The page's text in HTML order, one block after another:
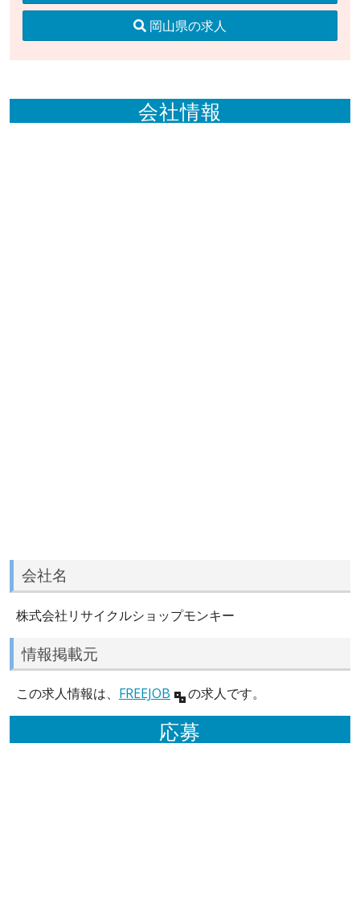
岡山県の求人
会社情報
会社名
株式会社リサイクルショップモンキー
情報掲載元
この求人情報は、 FREEJOB の求人です。
応募